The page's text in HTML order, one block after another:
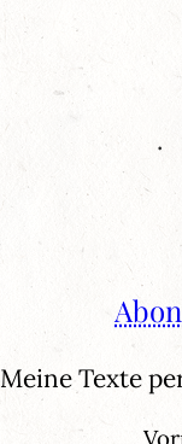
Meine Texte